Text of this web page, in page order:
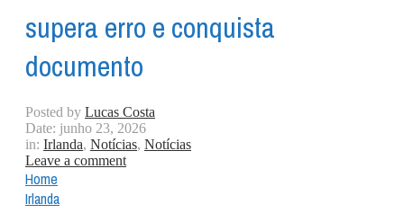
supera erro e conquista
documento
Posted by Lucas Costa
Date: junho 23, 2026
in: Irlanda, Notícias, Notícias
Leave a comment
Home
Irlanda